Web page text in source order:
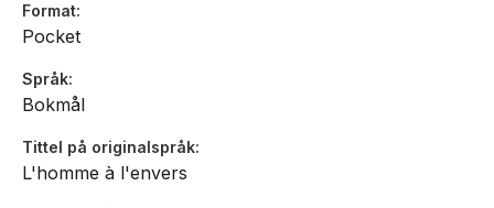
Format
Pocket
Språk
Bokmål
Tittel på originalspråk
L'homme à l'envers